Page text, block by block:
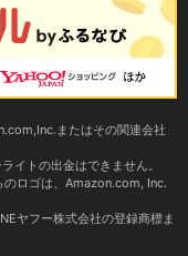
またはその関連会社
イトの出金はできません。
ロゴは、Amazon.com, Inc.
ヤフー株式会社の登録商標ま